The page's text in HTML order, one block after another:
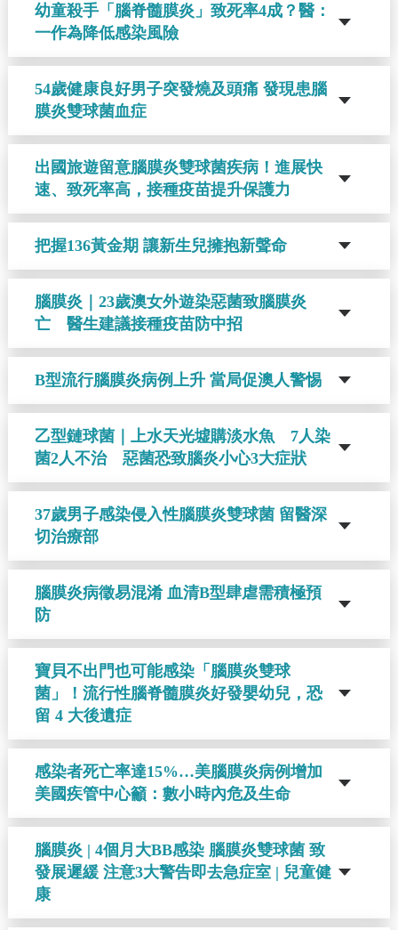
幼童殺手「腦脊髓膜炎」致死率4成？醫：
一作為降低感染風險
54歲健康良好男子突發燒及頭痛 發現患腦
膜炎雙球菌血症
出國旅遊留意腦膜炎雙球菌疾病！進展快
速、致死率高，接種疫苗提升保護力
把握136黃金期 讓新生兒擁抱新聲命
腦膜炎｜23歲澳女外遊染惡菌致腦膜炎
亡 醫生建議接種疫苗防中招
B型流行腦膜炎病例上升 當局促澳人警惕
乙型鏈球菌｜上水天光墟購淡水魚 7人染
菌2人不治 惡菌恐致腦炎小心3大症狀
37歲男子感染侵入性腦膜炎雙球菌 留醫深
切治療部
腦膜炎病徵易混淆 血清B型肆虐需積極預
防
寶貝不出門也可能感染「腦膜炎雙球
菌」！流行性腦脊髓膜炎好發嬰幼兒，恐
留 4 大後遺症
感染者死亡率達15%…美腦膜炎病例增加
美國疾管中心籲：數小時內危及生命
腦膜炎 | 4個月大BB感染 腦膜炎雙球菌 致
發展遲緩 注意3大警告即去急症室 | 兒童健
康